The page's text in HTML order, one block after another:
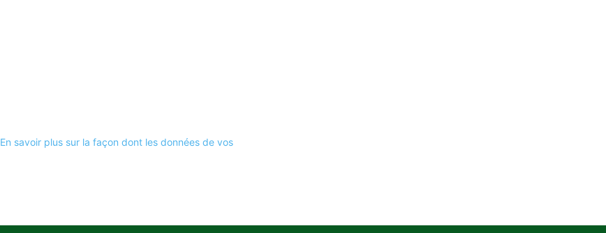
En savoir plus sur la façon dont les données de vos